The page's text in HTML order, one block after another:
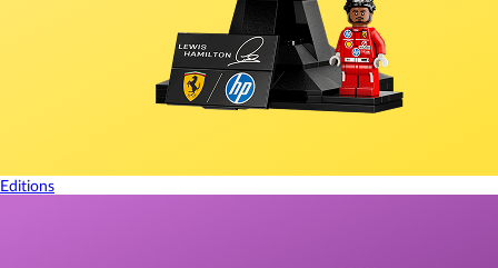
Editions